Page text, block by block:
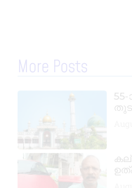
More Posts